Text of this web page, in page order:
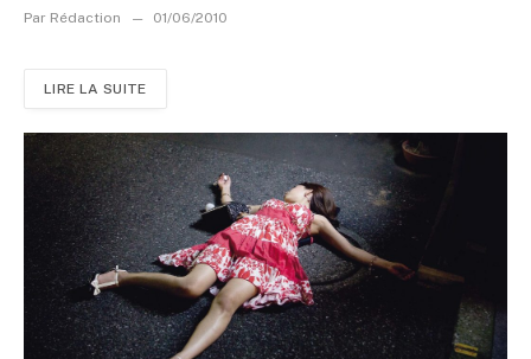
Par Rédaction 01/06/2010
LIRE LA SUITE